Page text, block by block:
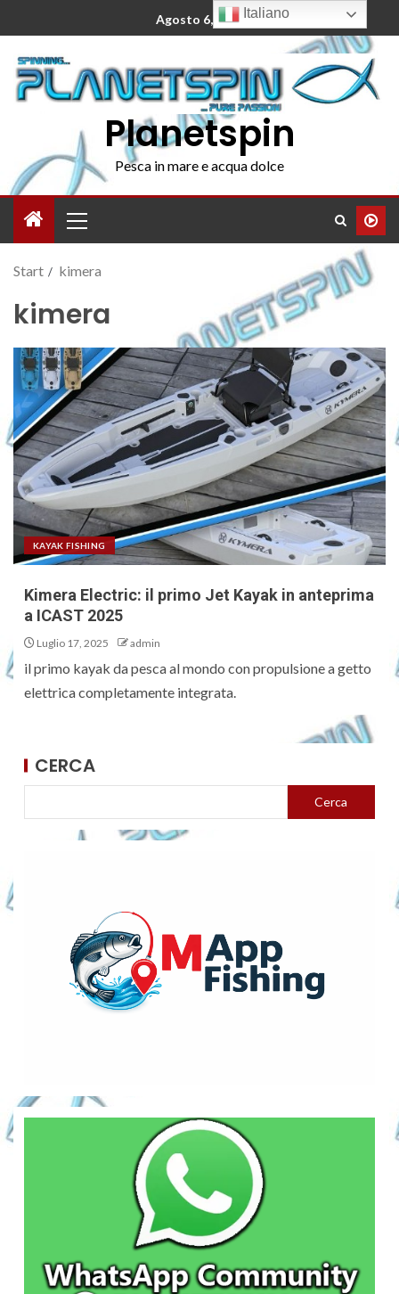
Agosto 6, 2026
Planetspin
Pesca in mare e acqua dolce
Start kimera
kimera
KAYAK FISHING
Kimera Electric: il primo Jet Kayak in anteprima
a ICAST 2025
Luglio 17, 2025 admin
il primo kayak da pesca al mondo con propulsione a getto
elettrica completamente integrata.
CERCA
Cerca
Italiano